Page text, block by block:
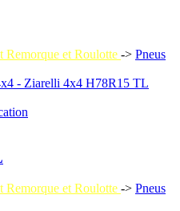
Remorque et Roulotte -> Pneus
Remorque et Roulotte -> Pneus